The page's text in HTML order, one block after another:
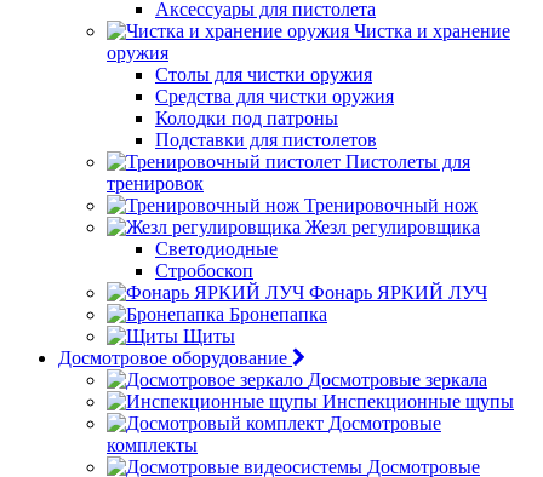
Аксессуары для пистолета
Чистка и хранение
оружия
Столы для чистки оружия
Средства для чистки оружия
Колодки под патроны
Подставки для пистолетов
Пистолеты для
тренировок
Тренировочный нож
Жезл регулировщика
Светодиодные
Стробоскоп
Фонарь ЯРКИЙ ЛУЧ
Бронепапка
Щиты
Досмотровое оборудование
Досмотровые зеркала
Инспекционные щупы
Досмотровые
комплекты
Досмотровые